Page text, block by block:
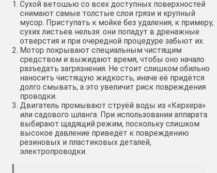
Сухой ветошью со всех доступных поверхностей
снимают самые толстые слои грязи и крупный
мусор. Приступать к мойке без удаления, к примеру,
сухих листьев нельзя: они попадут в дренажные
отверстия и при очередной процедуре забьют их.
Мотор покрывают специальным чистящим
средством и выжидают время, чтобы оно начало
разъедать загрязнения. Не стоит слишком обильно
наносить чистящую жидкость, иначе её придётся
долго смывать, а это увеличит риск повреждения
проводки.
Двигатель промывают струёй воды из «Керхера»
или садового шланга. При использовании аппарата
выбирают щадящий режим, поскольку слишком
высокое давление приведёт к повреждению
резиновых и пластиковых деталей,
электропроводки.